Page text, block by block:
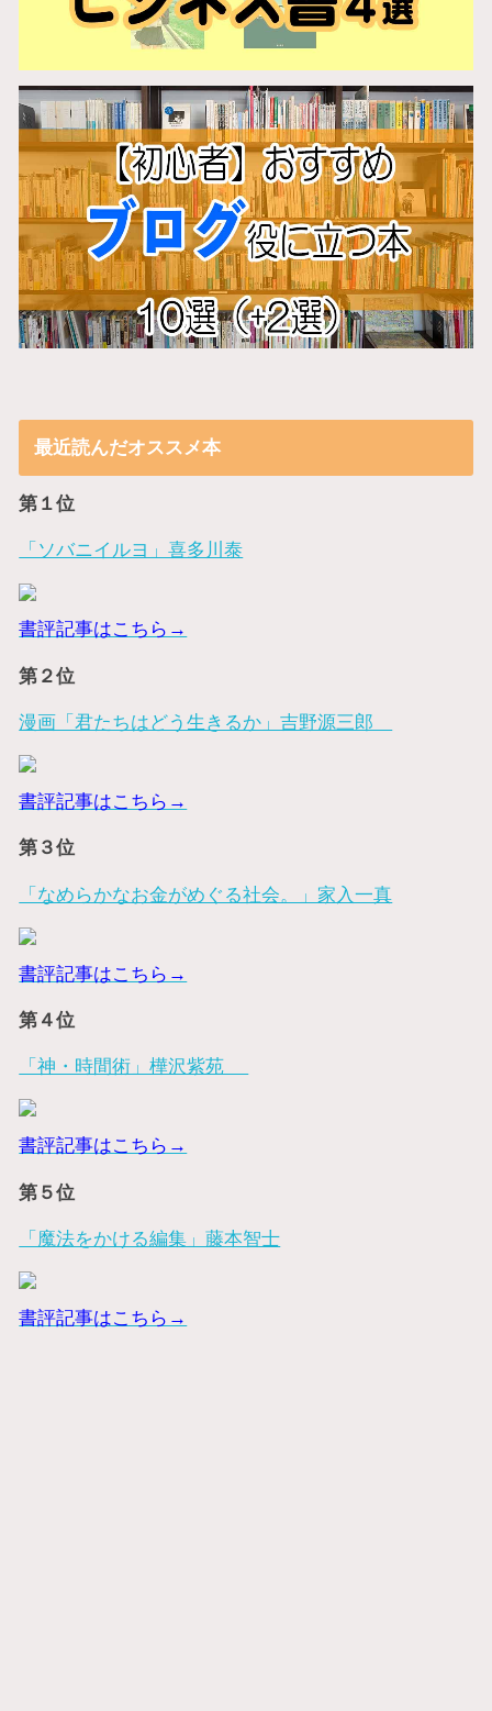
最近読んだオススメ本
第１位
「ソバニイルヨ」喜多川泰
書評記事はこちら→
第２位
漫画「君たちはどう生きるか」吉野源三郎
書評記事はこちら→
第３位
「なめらかなお金がめぐる社会。」家入一真
書評記事はこちら→
第４位
「神・時間術」樺沢紫苑
書評記事はこちら→
第５位
「魔法をかける編集」藤本智士
書評記事はこちら→